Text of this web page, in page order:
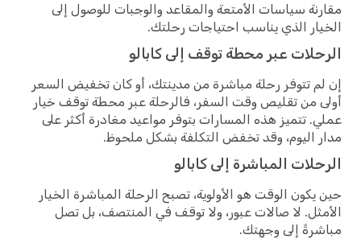
مقارنة سياسات الأمتعة والمقاعد والوجبات للوصول إلى
الخيار الذي يناسب احتياجات رحلتك.
الرحلات عبر محطة توقف إلى كابالو
إن لم تتوفر رحلة مباشرة من مدينتك، أو كان تخفيض السعر
أولى من تقليص وقت السفر، فالرحلة عبر محطة توقف خيار
عملي. تتميز هذه المسارات بتوفر مواعيد مغادرة أكثر على
مدار اليوم، وقد تخفض التكلفة بشكل ملحوظ.
الرحلات المباشرة إلى كابالو
حين يكون الوقت هو الأولوية، تصبح الرحلة المباشرة الخيار
الأمثل. لا صالات عبور، ولا توقف في المنتصف، بل تصل
مباشرةً إلى وجهتك.